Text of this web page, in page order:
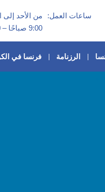
ساعات العمل:
9:00 صباحًا – 6:00 مساءً
الرزنامة فرنسا في